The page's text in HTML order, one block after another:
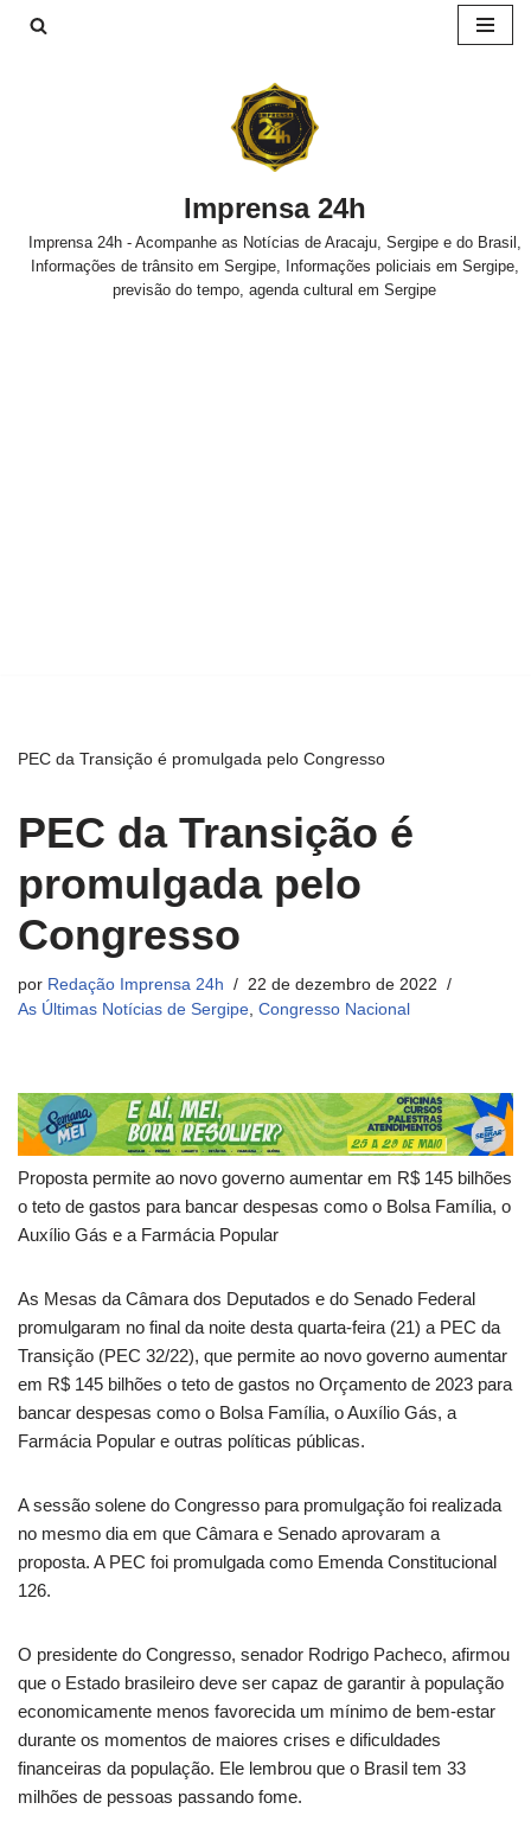
Imprensa 24h
Imprensa 24h - Acompanhe as Notícias de Aracaju, Sergipe e do Brasil,
Informações de trânsito em Sergipe, Informações policiais em Sergipe,
previsão do tempo, agenda cultural em Sergipe
PEC da Transição é promulgada pelo Congresso
PEC da Transição é
promulgada pelo
Congresso
por Redação Imprensa 24h
22 de dezembro de 2022
As Últimas Notícias de Sergipe, Congresso Nacional
Proposta permite ao novo governo aumentar em R$ 145 bilhões
o teto de gastos para bancar despesas como o Bolsa Família, o
Auxílio Gás e a Farmácia Popular
As Mesas da Câmara dos Deputados e do Senado Federal
promulgaram no final da noite desta quarta-feira (21) a PEC da
Transição (PEC 32/22), que permite ao novo governo aumentar
em R$ 145 bilhões o teto de gastos no Orçamento de 2023 para
bancar despesas como o Bolsa Família, o Auxílio Gás, a
Farmácia Popular e outras políticas públicas.
A sessão solene do Congresso para promulgação foi realizada
no mesmo dia em que Câmara e Senado aprovaram a
proposta. A PEC foi promulgada como Emenda Constitucional
126.
O presidente do Congresso, senador Rodrigo Pacheco, afirmou
que o Estado brasileiro deve ser capaz de garantir à população
economicamente menos favorecida um mínimo de bem-estar
durante os momentos de maiores crises e dificuldades
financeiras da população. Ele lembrou que o Brasil tem 33
milhões de pessoas passando fome.